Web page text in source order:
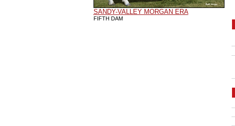
SANDY-VALLEY MORGAN ERA
FIFTH DAM